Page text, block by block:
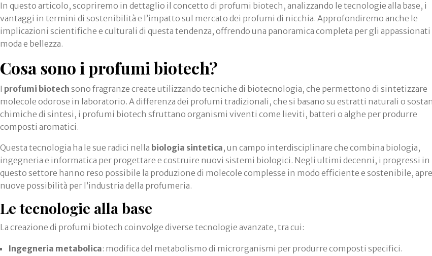
In questo articolo, scopriremo in dettaglio il concetto di profumi biotech, analizzando le tecnologie alla base, i
vantaggi in termini di sostenibilità e l’impatto sul mercato dei profumi di nicchia. Approfondiremo anche le
implicazioni scientifiche e culturali di questa tendenza, offrendo una panoramica completa per gli appassionati
moda e bellezza.
Cosa sono i profumi biotech?
I profumi biotech sono fragranze create utilizzando tecniche di biotecnologia, che permettono di sintetizzare
molecole odorose in laboratorio. A differenza dei profumi tradizionali, che si basano su estratti naturali o
chimiche di sintesi, i profumi biotech sfruttano organismi viventi come lieviti, batteri o alghe per produrre
composti aromatici.
Questa tecnologia ha le sue radici nella biologia sintetica, un campo interdisciplinare che combina biologia,
ingegneria e informatica per progettare e costruire nuovi sistemi biologici. Negli ultimi decenni, i progressi in
questo settore hanno reso possibile la produzione di molecole complesse in modo efficiente e sostenibile,
nuove possibilità per l’industria della profumeria.
Le tecnologie alla base
La creazione di profumi biotech coinvolge diverse tecnologie avanzate, tra cui:
Ingegneria metabolica: modifica del metabolismo di microrganismi per produrre composti specifici.